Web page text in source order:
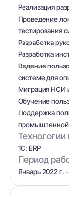
Реализация
Проведение
тестирования
Разработка
Разработка
Ведение
системе для
Миграция НСИ
Обучение
Поддержка
промышленной
Технологии
1С: ERP
Период
Январь 2022 г.